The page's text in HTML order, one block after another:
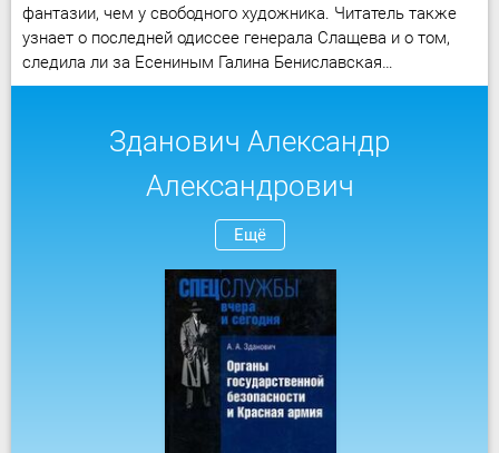
фантазии, чем у свободного художника. Читатель также
узнает о последней одиссее генерала Слащева и о том,
следила ли за Есениным Галина Бениславская…
Зданович Александр
Александрович
Ещё